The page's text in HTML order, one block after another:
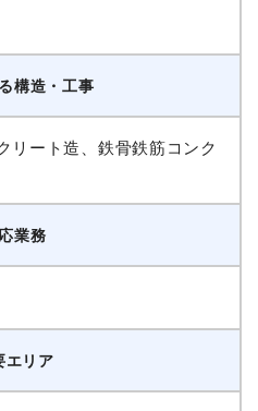
構造・工事
リート造、鉄骨鉄筋コンク
業務
エリア